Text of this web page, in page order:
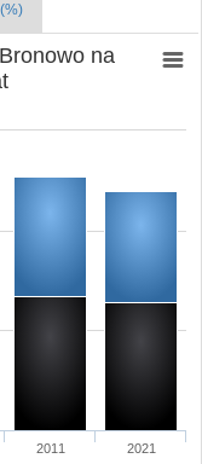
na
2011 2021